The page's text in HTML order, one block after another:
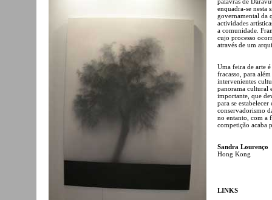
enquadra-se nesta
governamental da
actividades
a comunidade.
cujo processo
através de um
Uma feira de arte
fracasso, para
intervenientes
panorama cultural
importante, que
para se
conservadorismo
no entanto, com a
competição acaba
Sandra Lourenço
Hong Kong
LINKS